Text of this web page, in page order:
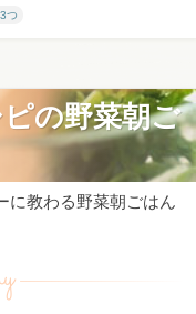
つ
の野菜朝ご
に教わる野菜朝ごはん